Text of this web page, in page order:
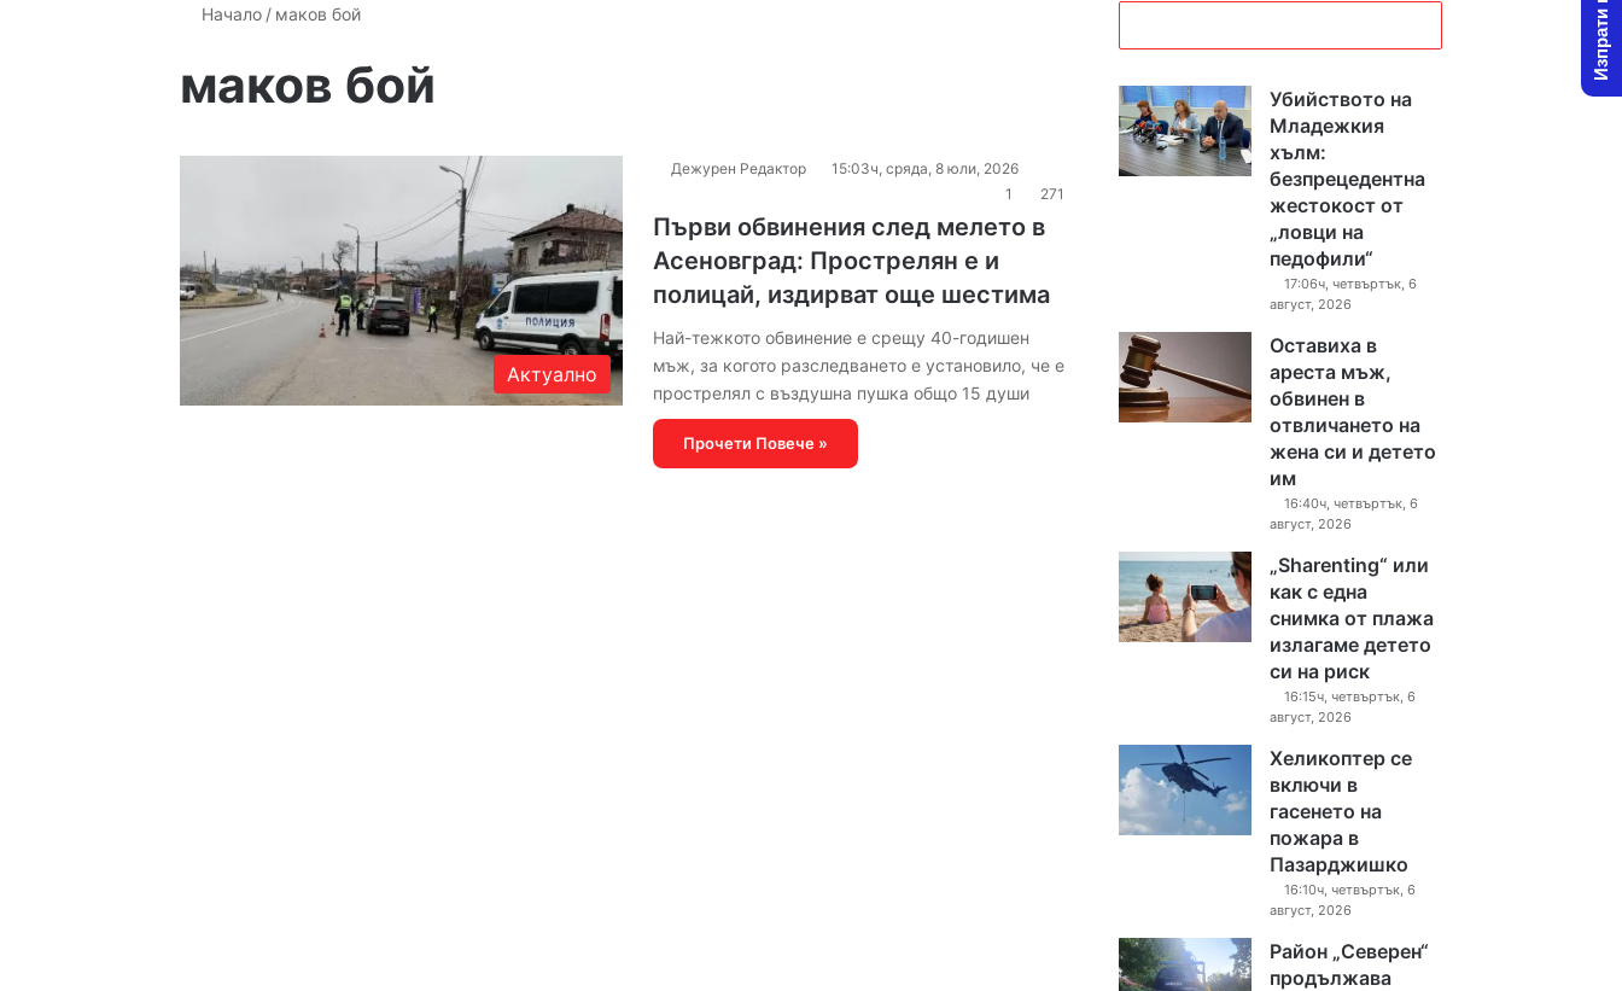
Начало / маков бой
маков бой
Актуално
Дежурен Редактор
15:03ч, сряда, 8 юли, 2026
1
271
Първи обвинения след мелето в
Асеновград: Прострелян е и
полицай, издирват още шестима
Най-тежкото обвинение е срещу 40-годишен
мъж, за когото разследването е установило, че е
прострелял с въздушна пушка общо 15 души
Прочети Повече »
Убийството на
Младежкия
хълм:
безпрецедентна
жестокост от
„ловци на
педофили“
17:06ч, четвъртък, 6
август, 2026
Оставиха в
ареста мъж,
обвинен в
отвличането на
жена си и детето
им
16:40ч, четвъртък, 6
август, 2026
„Sharenting“ или
как с една
снимка от плажа
излагаме детето
си на риск
16:15ч, четвъртък, 6
август, 2026
Хеликоптер се
включи в
гасенето на
пожара в
Пазарджишко
16:10ч, четвъртък, 6
август, 2026
Район „Северен“
продължава